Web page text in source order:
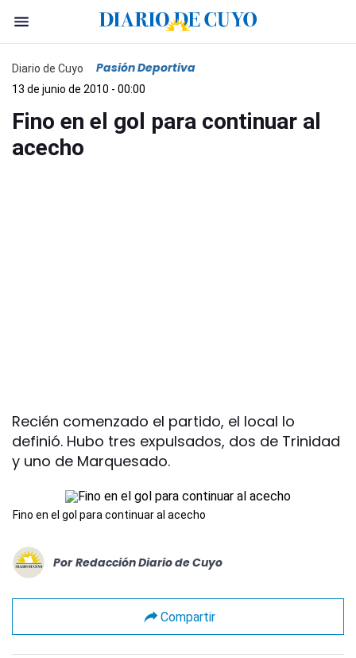
Diario de Cuyo Pasión Deportiva
13 de junio de 2010 - 00:00
Fino en el gol para continuar al
acecho
Recién comenzado el partido, el local lo
definió. Hubo tres expulsados, dos de Trinidad
y uno de Marquesado.
Fino en el gol para continuar al acecho
Por Redacción Diario de Cuyo
Compartir